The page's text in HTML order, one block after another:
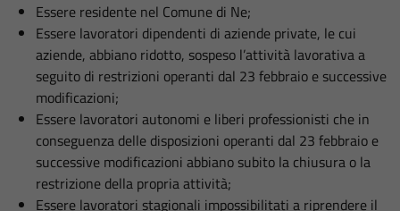
Essere residente nel Comune di Ne;
Essere lavoratori dipendenti di aziende private, le cui
aziende, abbiano ridotto, sospeso l’attività lavorativa a
seguito di restrizioni operanti dal 23 febbraio e successive
modificazioni;
Essere lavoratori autonomi e liberi professionisti che in
conseguenza delle disposizioni operanti dal 23 febbraio e
successive modificazioni abbiano subito la chiusura o la
restrizione della propria attività;
Essere lavoratori stagionali impossibilitati a riprendere il